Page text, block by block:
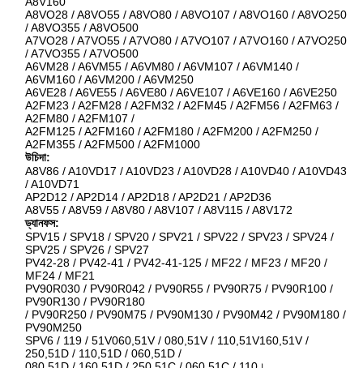
A8VO28 / A8VO55 / A8VO80 / A8VO107 / A8VO160 / A8VO250
/ A8VO355 / A8VO500
A7VO28 / A7VO55 / A7VO80 / A7VO107 / A7VO160 / A7VO250
/ A7VO355 / A7VO500
A6VM28 / A6VM55 / A6VM80 / A6VM107 / A6VM140 /
A6VM160 / A6VM200 / A6VM250
A6VE28 / A6VE55 / A6VE80 / A6VE107 / A6VE160 / A6VE250
A2FM23 / A2FM28 / A2FM32 / A2FM45 / A2FM56 / A2FM63 /
A2FM80 / A2FM107 /
A2FM125 / A2FM160 / A2FM180 / A2FM200 / A2FM250 /
A2FM355 / A2FM500 / A2FM1000
উচিদা:
A8V86 / A10VD17 / A10VD23 / A10VD28 / A10VD40 / A10VD43
/ A10VD71
AP2D12 / AP2D14 / AP2D18 / AP2D21 / AP2D36
A8V55 / A8V59 / A8V80 / A8V107 / A8V115 / A8V172
ড্যানফস:
SPV15 / SPV18 / SPV20 / SPV21 / SPV22 / SPV23 / SPV24 /
SPV25 / SPV26 / SPV27
PV42-28 / PV42-41 / PV42-41-125 / MF22 / MF23 / MF20 /
MF24 / MF21
PV90R030 / PV90R042 / PV90R55 / PV90R75 / PV90R100 /
PV90R130 / PV90R180
/ PV90R250 / PV90M75 / PV90M130 / PV90M42 / PV90M180 /
PV90M250
SPV6 / 119 / 51V060,51V / 080,51V / 110,51V160,51V /
250,51D / 110,51D / 060,51D /